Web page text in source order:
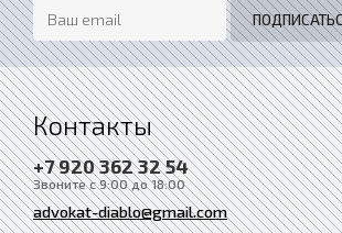
Контакты
+7 920 362 32 54
Звоните с 9:00 до 18:00
advokat-diablo@gmail.com